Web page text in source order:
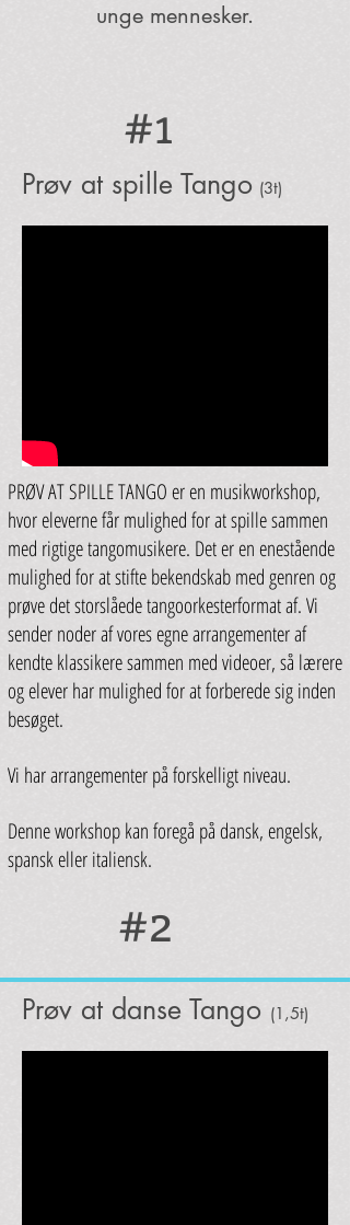
unge mennesker.
#1
Prøv at spille Tango (3t)
PRØV AT SPILLE TANGO er en musikworkshop,
hvor eleverne får mulighed for at spille sammen
med rigtige tangomusikere. Det er en enestående
mulighed for at stifte bekendskab med genren og
prøve det storslåede tangoorkesterformat af. Vi
sender noder af vores egne arrangementer af
kendte klassikere sammen med videoer, så lærere
og elever har mulighed for at forberede sig inden
besøget.
Vi har arrangementer på forskelligt niveau.
Denne workshop kan foregå på dansk, engelsk,
spansk eller italiensk.
#2
Prøv at danse Tango (1,5t)